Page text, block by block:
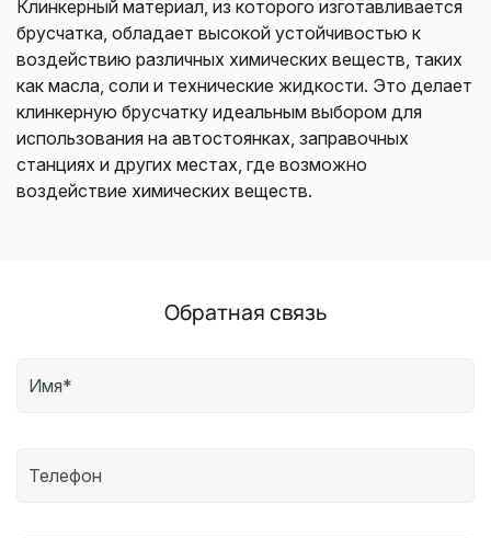
Клинкерный материал, из которого изготавливается
брусчатка, обладает высокой устойчивостью к
воздействию различных химических веществ, таких
как масла, соли и технические жидкости. Это делает
клинкерную брусчатку идеальным выбором для
использования на автостоянках, заправочных
станциях и других местах, где возможно
воздействие химических веществ.
Обратная связь